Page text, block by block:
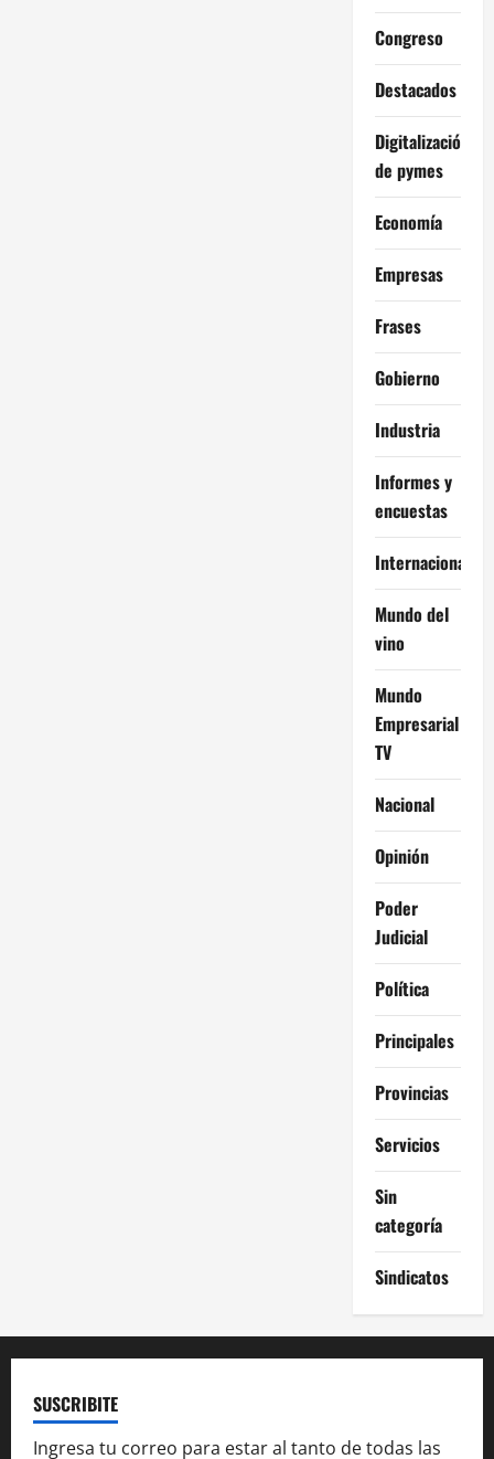
Congreso
Destacados
Digitalización
de pymes
Economía
Empresas
Frases
Gobierno
Industria
Informes y
encuestas
Internacional
Mundo del
vino
Mundo
Empresarial
TV
Nacional
Opinión
Poder
Judicial
Política
Principales
Provincias
Servicios
Sin
categoría
Sindicatos
SUSCRIBITE
Ingresa tu correo para estar al tanto de todas las